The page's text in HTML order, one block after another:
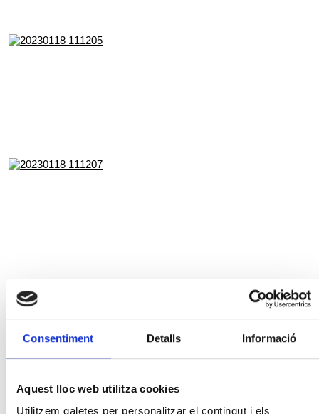
Consentiment Detalls Informació
Aquest lloc web utilitza cookies
Utilitzem galetes per personalitzar el contingut i els